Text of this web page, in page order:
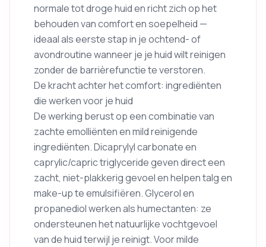
normale tot droge huid en richt zich op het
behouden van comfort en soepelheid —
ideaal als eerste stap in je ochtend- of
avondroutine wanneer je je huid wilt reinigen
zonder de barrièrefunctie te verstoren.
De kracht achter het comfort: ingrediënten
die werken voor je huid
De werking berust op een combinatie van
zachte emolliënten en mild reinigende
ingrediënten. Dicaprylyl carbonate en
caprylic/capric triglyceride geven direct een
zacht, niet-plakkerig gevoel en helpen talg en
make-up te emulsifiëren. GlyceroI en
propanediol werken als humectanten: ze
ondersteunen het natuurlijke vochtgevoel
van de huid terwijl je reinigt. Voor milde